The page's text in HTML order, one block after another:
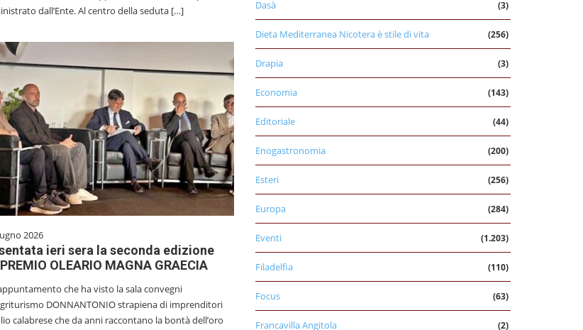
dall’Ente. Al centro della seduta […]
2026
ieri sera la seconda edizione
OLEARIO MAGNA GRAECIA
che ha visto la sala convegni
DONNANTONIO strapiena di imprenditori
calabrese che da anni raccontano la bontà dell’oro
Dasà (3)
Dieta Mediterranea Nicotera è stile di vita (256)
Drapia (3)
Economia (143)
Editoriale (44)
Enogastronomia (200)
Esteri (256)
Europa (284)
Eventi (1.203)
Filadelfia (110)
Focus (63)
Francavilla Angitola (2)